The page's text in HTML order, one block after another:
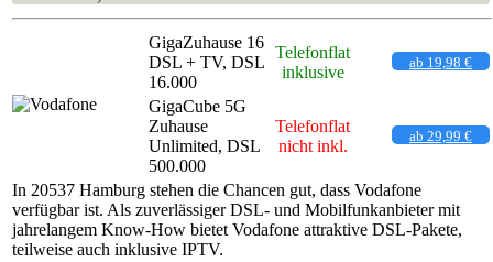
GigaZuhause 16
DSL + TV, DSL
16.000
Telefonflat
inklusive
ab 19,98 €
GigaCube 5G
Zuhause
Unlimited, DSL
500.000
Telefonflat
nicht inkl.
ab 29,99 €
In 20537 Hamburg stehen die Chancen gut, dass Vodafone
verfügbar ist. Als zuverlässiger DSL- und Mobilfunkanbieter mit
jahrelangem Know-How bietet Vodafone attraktive DSL-Pakete,
teilweise auch inklusive IPTV.